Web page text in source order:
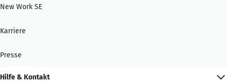
New Work SE
Karriere
Presse
Hilfe & Kontakt